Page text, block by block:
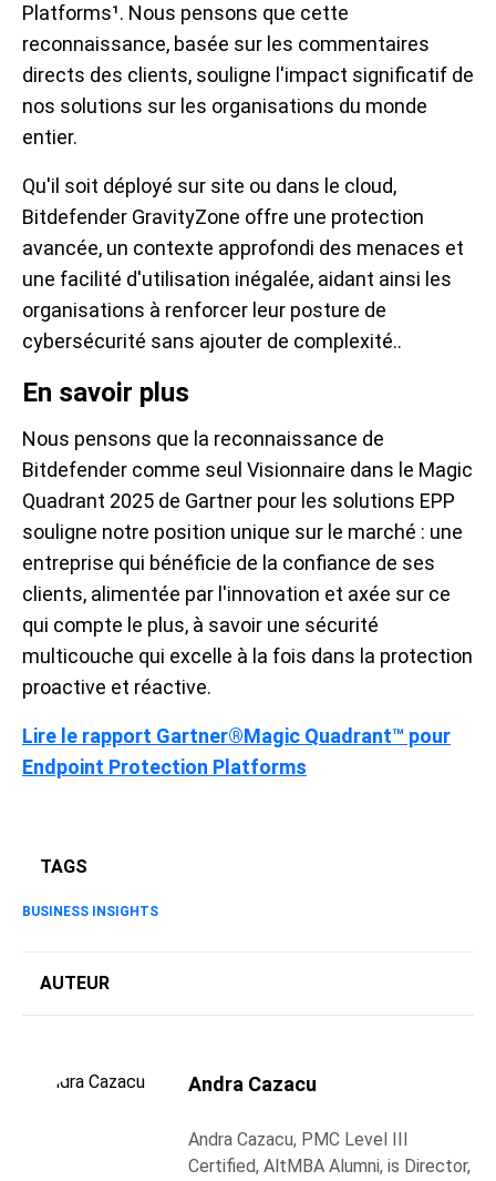
Platforms¹. Nous pensons que cette
reconnaissance, basée sur les commentaires
directs des clients, souligne l'impact significatif de
nos solutions sur les organisations du monde
entier.
Qu'il soit déployé sur site ou dans le cloud,
Bitdefender GravityZone offre une protection
avancée, un contexte approfondi des menaces et
une facilité d'utilisation inégalée, aidant ainsi les
organisations à renforcer leur posture de
cybersécurité sans ajouter de complexité..
En savoir plus
Nous pensons que la reconnaissance de
Bitdefender comme seul Visionnaire dans le Magic
Quadrant 2025 de Gartner pour les solutions EPP
souligne notre position unique sur le marché : une
entreprise qui bénéficie de la confiance de ses
clients, alimentée par l'innovation et axée sur ce
qui compte le plus, à savoir une sécurité
multicouche qui excelle à la fois dans la protection
proactive et réactive.
Lire le rapport Gartner®Magic Quadrant™ pour
Endpoint Protection Platforms
TAGS
BUSINESS INSIGHTS
AUTEUR
Andra Cazacu
Andra Cazacu, PMC Level III
Certified, AltMBA Alumni, is Director,